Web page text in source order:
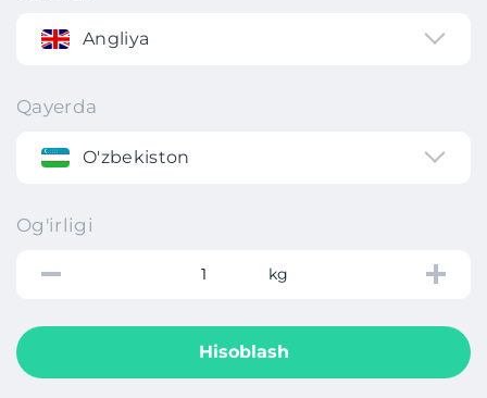
Angliya
Qayerda
O'zbekiston
Og'irligi
kg
Hisoblash